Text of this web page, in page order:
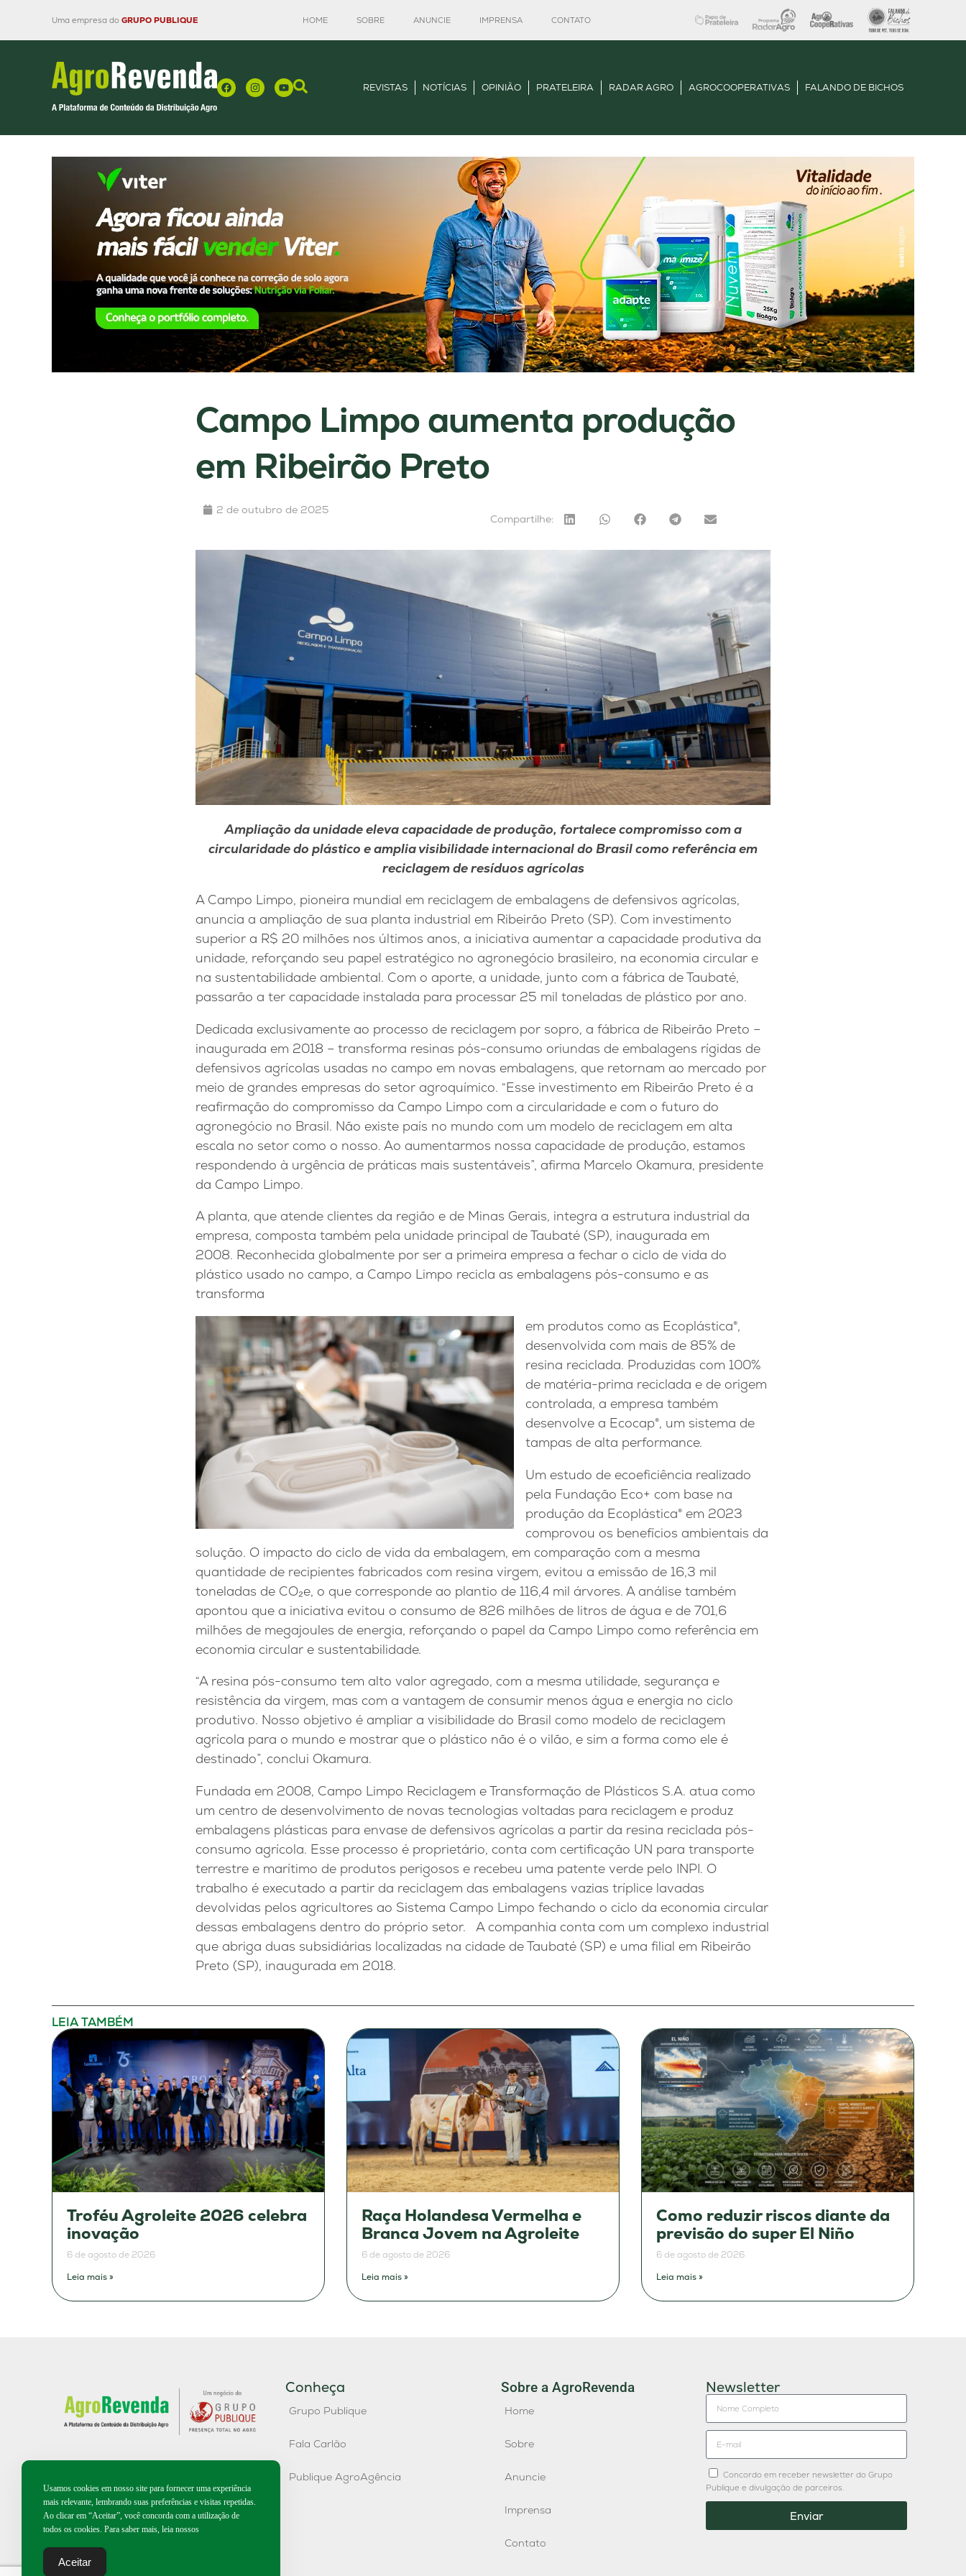
Uma empresa do GRUPO PUBLIQUE HOME SOBRE ANUNCIE IMPRENSA CONTATO
REVISTAS NOTÍCIAS OPINIÃO PRATELEIRA RADAR AGRO AGROCOOPERATIVAS FALANDO DE BICHOS
Campo Limpo aumenta produção
em Ribeirão Preto
2 de outubro de 2025
Compartilhe:
Ampliação da unidade eleva capacidade de produção, fortalece compromisso com a
circularidade do plástico e amplia visibilidade internacional do Brasil como referência em
reciclagem de resíduos agrícolas
A Campo Limpo, pioneira mundial em reciclagem de embalagens de defensivos agrícolas,
anuncia a ampliação de sua planta industrial em Ribeirão Preto (SP). Com investimento
superior a R$ 20 milhões nos últimos anos, a iniciativa aumentar a capacidade produtiva da
unidade, reforçando seu papel estratégico no agronegócio brasileiro, na economia circular e
na sustentabilidade ambiental. Com o aporte, a unidade, junto com a fábrica de Taubaté,
passarão a ter capacidade instalada para processar 25 mil toneladas de plástico por ano.
Dedicada exclusivamente ao processo de reciclagem por sopro, a fábrica de Ribeirão Preto –
inaugurada em 2018 – transforma resinas pós-consumo oriundas de embalagens rígidas de
defensivos agrícolas usadas no campo em novas embalagens, que retornam ao mercado por
meio de grandes empresas do setor agroquímico. “Esse investimento em Ribeirão Preto é a
reafirmação do compromisso da Campo Limpo com a circularidade e com o futuro do
agronegócio no Brasil. Não existe país no mundo com um modelo de reciclagem em alta
escala no setor como o nosso. Ao aumentarmos nossa capacidade de produção, estamos
respondendo à urgência de práticas mais sustentáveis”, afirma Marcelo Okamura, presidente
da Campo Limpo.
A planta, que atende clientes da região e de Minas Gerais, integra a estrutura industrial da
empresa, composta também pela unidade principal de Taubaté (SP), inaugurada em
2008. Reconhecida globalmente por ser a primeira empresa a fechar o ciclo de vida do
plástico usado no campo, a Campo Limpo recicla as embalagens pós-consumo e as
transforma
em produtos como as Ecoplástica®,
desenvolvida com mais de 85% de
resina reciclada. Produzidas com 100%
de matéria-prima reciclada e de origem
controlada, a empresa também
desenvolve a Ecocap®, um sistema de
tampas de alta performance.
Um estudo de ecoeficiência realizado
pela Fundação Eco+ com base na
produção da Ecoplástica® em 2023
comprovou os benefícios ambientais da
solução. O impacto do ciclo de vida da embalagem, em comparação com a mesma
quantidade de recipientes fabricados com resina virgem, evitou a emissão de 16,3 mil
toneladas de CO₂e, o que corresponde ao plantio de 116,4 mil árvores. A análise também
apontou que a iniciativa evitou o consumo de 826 milhões de litros de água e de 701,6
milhões de megajoules de energia, reforçando o papel da Campo Limpo como referência em
economia circular e sustentabilidade.
“A resina pós-consumo tem alto valor agregado, com a mesma utilidade, segurança e
resistência da virgem, mas com a vantagem de consumir menos água e energia no ciclo
produtivo. Nosso objetivo é ampliar a visibilidade do Brasil como modelo de reciclagem
agrícola para o mundo e mostrar que o plástico não é o vilão, e sim a forma como ele é
destinado”, conclui Okamura.
Fundada em 2008, Campo Limpo Reciclagem e Transformação de Plásticos S.A. atua como
um centro de desenvolvimento de novas tecnologias voltadas para reciclagem e produz
embalagens plásticas para envase de defensivos agrícolas a partir da resina reciclada pós-
consumo agrícola. Esse processo é proprietário, conta com certificação UN para transporte
terrestre e marítimo de produtos perigosos e recebeu uma patente verde pelo INPI. O
trabalho é executado a partir da reciclagem das embalagens vazias tríplice lavadas
devolvidas pelos agricultores ao Sistema Campo Limpo fechando o ciclo da economia circular
dessas embalagens dentro do próprio setor. A companhia conta com um complexo industrial
que abriga duas subsidiárias localizadas na cidade de Taubaté (SP) e uma filial em Ribeirão
Preto (SP), inaugurada em 2018.
LEIA TAMBÉM
Troféu Agroleite 2026 celebra
inovação
6 de agosto de 2026
Leia mais »
Raça Holandesa Vermelha e
Branca Jovem na Agroleite
6 de agosto de 2026
Leia mais »
Como reduzir riscos diante da
previsão do super El Niño
6 de agosto de 2026
Leia mais »
Conheça
Grupo Publique
Fala Carlão
Publique AgroAgência
Sobre a AgroRevenda
Home
Sobre
Anuncie
Imprensa
Contato
Newsletter
Concordo em receber newsletter do Grupo
Publique e divulgação de parceiros.
Enviar
Usamos cookies em nosso site para fornecer uma experiência
mais relevante, lembrando suas preferências e visitas repetidas.
Ao clicar em “Aceitar”, você concorda com a utilização de
todos os cookies. Para saber mais, leia nossos
Aceitar